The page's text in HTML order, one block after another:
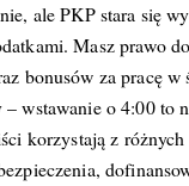
ale PKP stara się
Masz prawo
bonusów za pracę w
wstawanie o 4:00 to
korzystają z